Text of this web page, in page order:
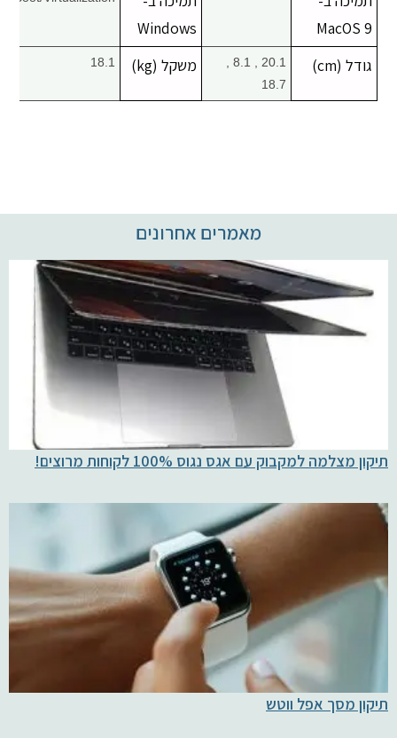
MacOS 9
Windows
גודל (cm)
18.7
משקל (kg) 18.1
מאמרים אחרונים
תיקון מצלמה למקבוק עם אגס נגוס 100% לקוחות מרוצים!
תיקון מסך אפל ווטש